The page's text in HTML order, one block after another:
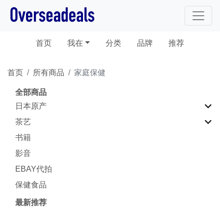
首页(current)
我在 分类 品牌 推荐
首页 所有商品 家庭保健
全部商品
日本原产
茶艺
书籍
影音
EBAY代拍
保健食品
最新推荐